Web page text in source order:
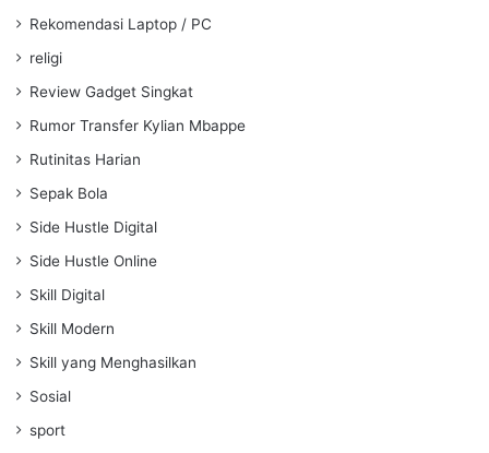
Rekomendasi Laptop / PC
religi
Review Gadget Singkat
Rumor Transfer Kylian Mbappe
Rutinitas Harian
Sepak Bola
Side Hustle Digital
Side Hustle Online
Skill Digital
Skill Modern
Skill yang Menghasilkan
Sosial
sport